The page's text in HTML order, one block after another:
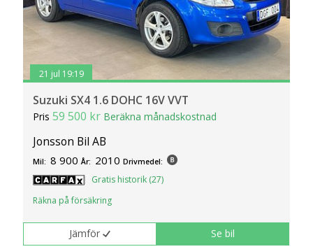
21 jul 19:19
Suzuki SX4 1.6 DOHC 16V VVT
Pris59 500 kr Beräkna månadskostnad
Jonsson Bil AB
Mil: 8 900 År: 2010 Drivmedel:
Gratis historik (27)
Räkna på försäkring
Jämför Se bil